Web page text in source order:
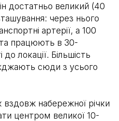
достатньо великий (40
через нього
артерії, а 100
працюють в 30-
локації. Більшість
сюди з усього
набережної річки
центром великої 10-